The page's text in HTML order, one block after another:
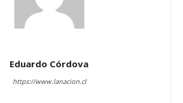
Eduardo Córdova
https://www.lanacion.cl